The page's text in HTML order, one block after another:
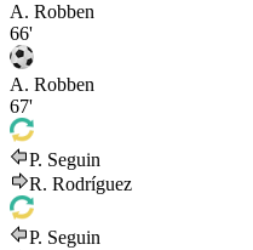
A. Robben
66'
A. Robben
67'
P. Seguin
R. Rodríguez
P. Seguin